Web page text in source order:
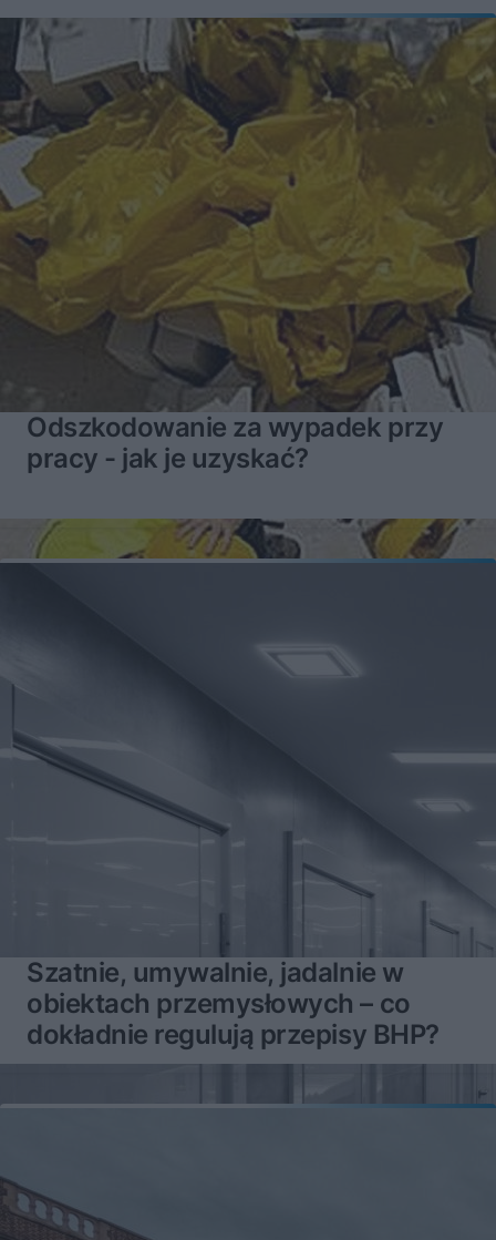
Odszkodowanie za wypadek przy
pracy - jak je uzyskać?
Szatnie, umywalnie, jadalnie w
obiektach przemysłowych – co
dokładnie regulują przepisy BHP?